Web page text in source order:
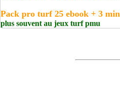
Pack pro turf 25 ebook + 3
plus souvent au jeux turf pmu